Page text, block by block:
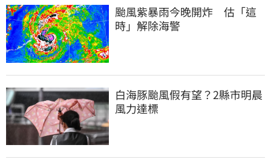
颱風紫暴雨今晚開炸　估「這
時」解除海警
白海豚颱風假有望？2縣市明晨
風力達標